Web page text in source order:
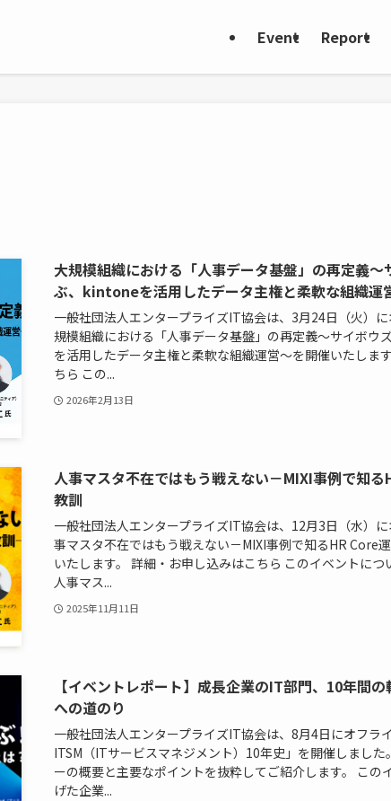
Event Report
大規模組織における「人事データ基盤」の再定義
ぶ、kintoneを活用したデータ主権と柔軟な組織運
一般社団法人エンタープライズIT協会は、3月24日（火）
規模組織における「人事データ基盤」の再定義〜サイボウ
を活用したデータ主権と柔軟な組織運営〜を開催いたしま
ちら この...
2026年2月13日
人事マスタ不在ではもう戦えない－MIXI事例で知
教訓
一般社団法人エンタープライズIT協会は、12月3日（水）
事マスタ不在ではもう戦えない－MIXI事例で知るHR Core
いたします。 詳細・お申し込みはこちら このイベントにつ
人事マス...
2025年11月11日
【イベントレポート】成長企業のIT部門、10年間
への道のり
一般社団法人エンタープライズIT協会は、8月4日にオフラ
ITSM（ITサービスマネジメント）10年史」を開催しまし
ーの概要と主要なポイントを抜粋してご紹介します。 この
げた企業...